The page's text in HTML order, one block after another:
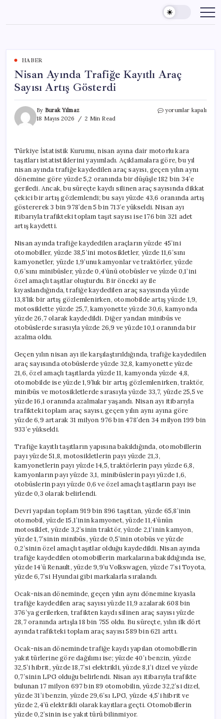
content
HABER
Nisan Ayında Trafiğe Kayıtlı Araç
Sayısı Artış Gösterdi
By Burak Yılmaz
18 Mayıs 2026
2 Min Read
Nisan
Sayısı
Artış
Gösterdi
için
yorumlar kapalı
Türkiye İstatistik Kurumu, nisan ayına dair motorlu kara
taşıtları istatistiklerini yayımladı. Açıklamalara göre, bu yıl
nisan ayında trafiğe kaydedilen araç sayısı, geçen yılın aynı
dönemine göre yüzde 5,2 oranında bir düşüşle 182 bin 34’e
geriledi. Ancak, bu süreçte kaydı silinen araç sayısında dikkat
çekici bir artış gözlemlendi; bu sayı yüzde 43,6 oranında artış
göstererek 3 bin 978’den 5 bin 713’e yükseldi. Nisan ayı
itibarıyla trafikteki toplam taşıt sayısı ise 176 bin 321 adet
artış kaydetti.
Nisan ayında trafiğe kaydedilen araçların yüzde 45’ini
otomobiller, yüzde 38,5’ini motosikletler, yüzde 11,6’sını
kamyonetler, yüzde 1,9’unu kamyonlar ve traktörler, yüzde
0,6’sını minibüsler, yüzde 0,4’ünü otobüsler ve yüzde 0,1’ini
özel amaçlı taşıtlar oluşturdu. Bir önceki ay ile
kıyaslandığında, trafiğe kaydedilen araç sayısında yüzde
13,8’lik bir artış gözlemlenirken, otomobilde artış yüzde 1,9,
motosiklette yüzde 25,7, kamyonette yüzde 30,6, kamyonda
yüzde 26,7 olarak kaydedildi. Diğer yandan minibüs ve
otobüslerde sırasıyla yüzde 26,9 ve yüzde 10,1 oranında bir
azalma oldu.
Geçen yılın nisan ayı ile karşılaştırıldığında, trafiğe kaydedilen
araç sayısında otobüslerde yüzde 32,8, kamyonette yüzde
21,6, özel amaçlı taşıtlarda yüzde 11, kamyonda yüzde 4,8,
otomobilde ise yüzde 1,9’luk bir artış gözlemlenirken, traktör,
minibüs ve motosikletlerde sırasıyla yüzde 33,7, yüzde 25,5 ve
yüzde 16,1 oranında azalmalar yaşandı. Nisan ayı itibarıyla
trafikteki toplam araç sayısı, geçen yılın aynı ayına göre
yüzde 6,9 artarak 31 milyon 976 bin 478’den 34 milyon 199 bin
933’e yükseldi.
Trafiğe kayıtlı taşıtların yapısına bakıldığında, otomobillerin
payı yüzde 51,8, motosikletlerin payı yüzde 21,3,
kamyonetlerin payı yüzde 14,5, traktörlerin payı yüzde 6,8,
kamyonların payı yüzde 3,1, minibüslerin payı yüzde 1,6,
otobüslerin payı yüzde 0,6 ve özel amaçlı taşıtların payı ise
yüzde 0,3 olarak belirlendi.
Devri yapılan toplam 919 bin 896 taşıttan, yüzde 65,8’inin
otomobil, yüzde 15,1’inin kamyonet, yüzde 11,4’ünün
motosiklet, yüzde 3,2’sinin traktör, yüzde 2,1’inin kamyon,
yüzde 1,7’sinin minibüs, yüzde 0,5’inin otobüs ve yüzde
0,2’sinin özel amaçlı taşıtlar olduğu kaydedildi. Nisan ayında
trafiğe kaydedilen otomobillerin markalarına bakıldığında ise,
yüzde 14’ü Renault, yüzde 9,9’u Volkswagen, yüzde 7’si Toyota,
yüzde 6,7’si Hyundai gibi markalarla sıralandı.
Ocak-nisan döneminde, geçen yılın aynı dönemine kıyasla
trafiğe kaydedilen araç sayısı yüzde 11,9 azalarak 608 bin
376’ya gerilerken, trafikten kaydı silinen araç sayısı yüzde
28,7 oranında artışla 18 bin 755 oldu. Bu süreçte, yılın ilk dört
ayında trafikteki toplam araç sayısı 589 bin 621 arttı.
Ocak-nisan döneminde trafiğe kaydı yapılan otomobillerin
yakıt türlerine göre dağılımı ise; yüzde 40’ı benzin, yüzde
32,5’i hibrit, yüzde 18,7’si elektrikli, yüzde 8,1’i dizel ve yüzde
0,7’sinin LPG olduğu belirlendi. Nisan ayı itibarıyla trafikte
bulunan 17 milyon 697 bin 89 otomobilin, yüzde 32,2’si dizel,
yüzde 31’i benzin, yüzde 29,6’sı LPG, yüzde 4,5’i hibrit ve
yüzde 2,4’ü elektrikli olarak kayıtlara geçti. Otomobillerin
yüzde 0,2’sinin ise yakıt türü bilinmiyor.